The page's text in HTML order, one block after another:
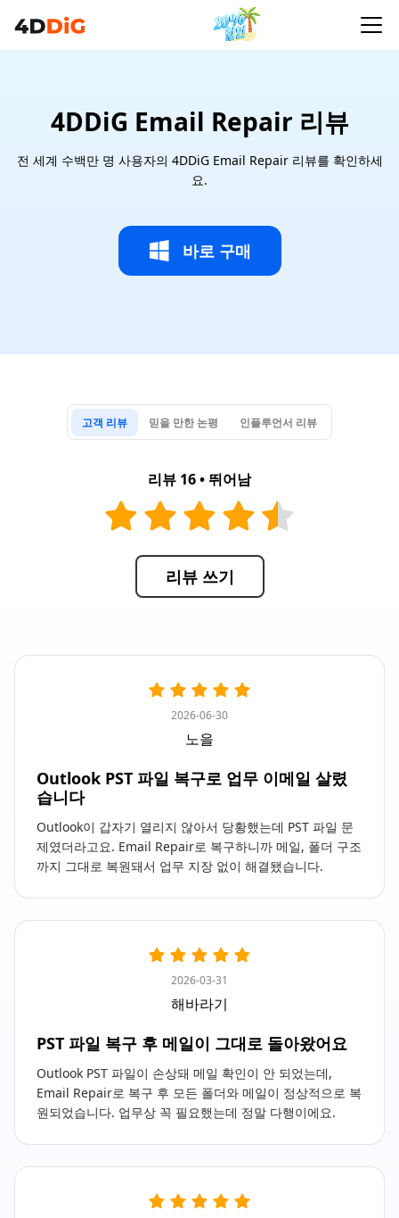
4DDiG Email Repair 리뷰
전 세계 수백만 명 사용자의 4DDiG Email Repair 리뷰를 확인하세
요.
바로 구매
고객 리뷰 믿을 만한 논평 인플루언서 리뷰
리뷰 16 • 뛰어남
리뷰 쓰기
2026-06-30
노을
Outlook PST 파일 복구로 업무 이메일 살렸
습니다
Outlook이 갑자기 열리지 않아서 당황했는데 PST 파일 문
제였더라고요. Email Repair로 복구하니까 메일, 폴더 구조
까지 그대로 복원돼서 업무 지장 없이 해결됐습니다.
2026-03-31
해바라기
PST 파일 복구 후 메일이 그대로 돌아왔어요
Outlook PST 파일이 손상돼 메일 확인이 안 되었는데,
Email Repair로 복구 후 모든 폴더와 메일이 정상적으로 복
원되었습니다. 업무상 꼭 필요했는데 정말 다행이에요.